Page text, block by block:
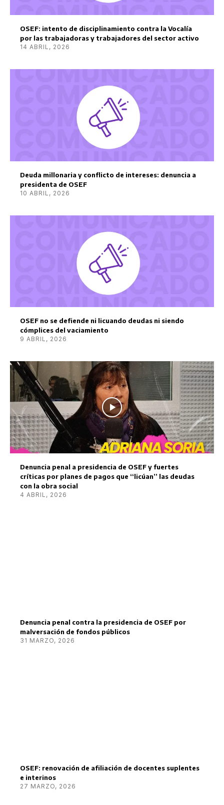
OSEF: intento de disciplinamiento contra la Vocalía
por las trabajadoras y trabajadores del sector activo
14 ABRIL, 2026
Deuda millonaria y conflicto de intereses: denuncia a
presidenta de OSEF
10 ABRIL, 2026
OSEF no se defiende ni licuando deudas ni siendo
cómplices del vaciamiento
9 ABRIL, 2026
Denuncia penal a presidencia de OSEF y fuertes
críticas por planes de pagos que “licúan” las deudas
con la obra social
4 ABRIL, 2026
Denuncia penal contra la presidencia de OSEF por
malversación de fondos públicos
31 MARZO, 2026
OSEF: renovación de afiliación de docentes suplentes
e interinos
27 MARZO, 2026